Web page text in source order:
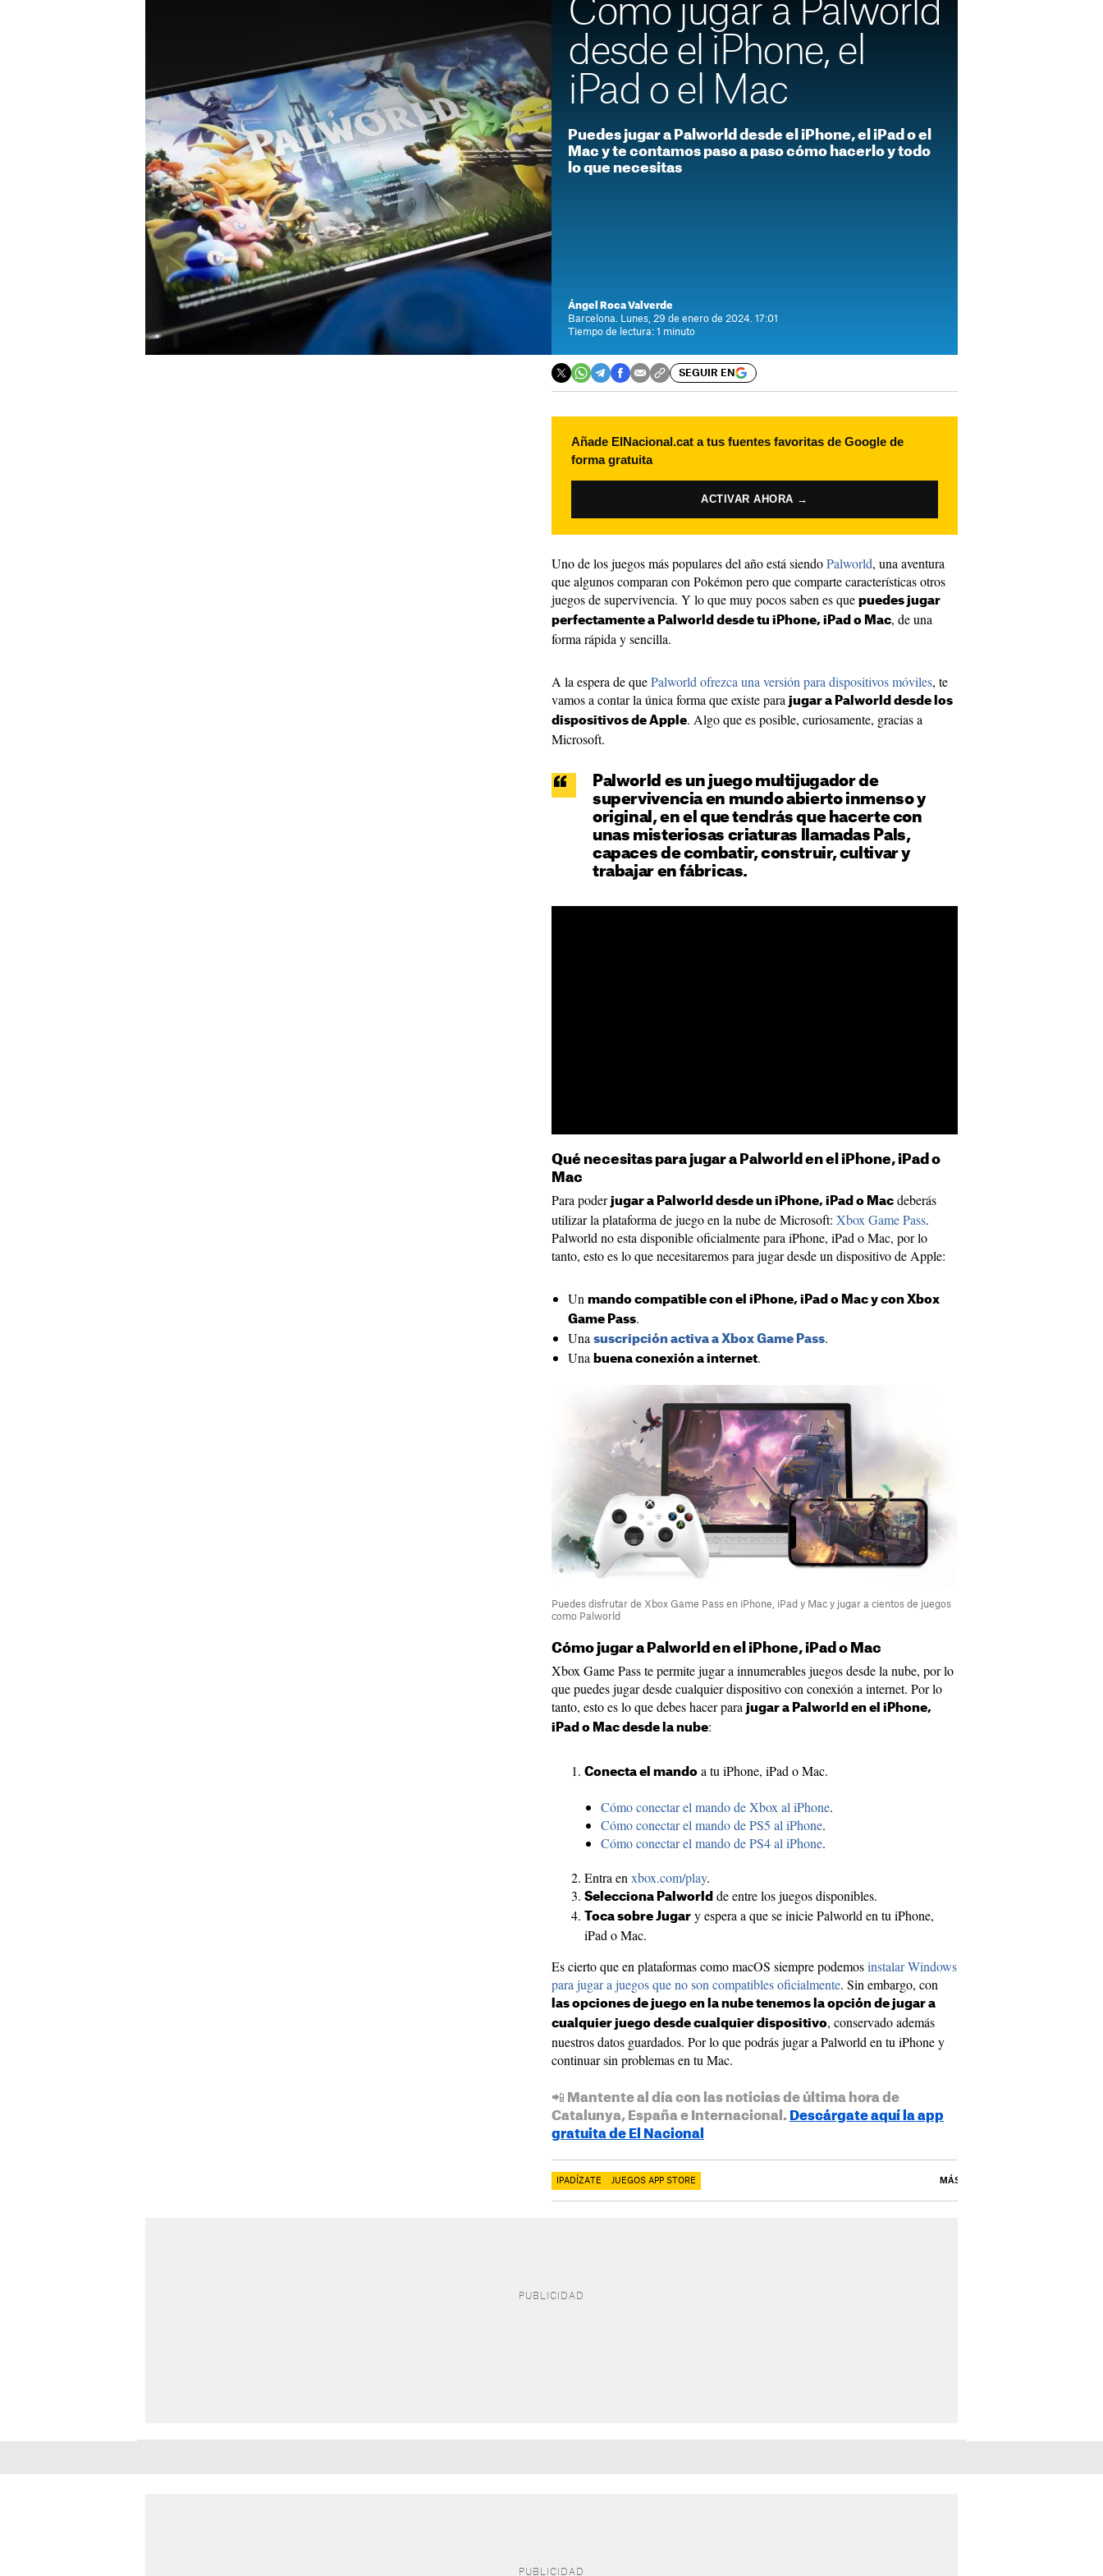
Cómo jugar a Palworld
desde el iPhone, el
iPad o el Mac
Puedes jugar a Palworld desde el iPhone, el iPad o el
Mac y te contamos paso a paso cómo hacerlo y todo
lo que necesitas
Ángel Roca Valverde
Barcelona. Lunes, 29 de enero de 2024. 17:01
Tiempo de lectura: 1 minuto
SEGUIR EN
Añade ElNacional.cat a tus fuentes favoritas de Google de
forma gratuita
ACTIVAR AHORA →
Uno de los juegos más populares del año está siendoPalworld, una aventura
que algunos comparan con Pokémon pero que comparte características otros
juegos de supervivencia. Y lo que muy pocos saben es que puedes jugar
perfectamente a Palworld desde tu iPhone, iPad o Mac, de una
forma rápida y sencilla.
A la espera de quePalworld ofrezca una versión para dispositivos móviles, te
vamos a contar la única forma que existe para jugar a Palworld desde los
dispositivos de Apple. Algo que es posible, curiosamente, gracias a
Microsoft.
Palworld es un juego multijugador de
supervivencia en mundo abierto inmenso y
original, en el que tendrás que hacerte con
unas misteriosas criaturas llamadas Pals,
capaces de combatir, construir, cultivar y
trabajar en fábricas.
Qué necesitas para jugar a Palworld en el iPhone, iPad o
Mac
Para poder jugar a Palworld desde un iPhone, iPad o Mac deberás
utilizar la plataforma de juego en la nube de Microsoft: Xbox Game Pass.
Palworld no esta disponible oficialmente para iPhone, iPad o Mac, por lo
tanto, esto es lo que necesitaremos para jugar desde un dispositivo de Apple:
Un mando compatible con el iPhone, iPad o Mac y con Xbox
Game Pass.
Una suscripción activa a Xbox Game Pass.
Una buena conexión a internet.
Puedes disfrutar de Xbox Game Pass en iPhone, iPad y Mac y jugar a cientos de juegos
como Palworld
Cómo jugar a Palworld en el iPhone, iPad o Mac
Xbox Game Pass te permite jugar a innumerables juegos desde la nube, por lo
que puedes jugar desde cualquier dispositivo con conexión a internet. Por lo
tanto, esto es lo que debes hacer para jugar a Palworld en el iPhone,
iPad o Mac desde la nube:
Conecta el mando a tu iPhone, iPad o Mac.
Cómo conectar el mando de Xbox al iPhone.
Cómo conectar el mando de PS5 al iPhone.
Cómo conectar el mando de PS4 al iPhone.
Entra enxbox.com/play.
Selecciona Palworld de entre los juegos disponibles.
Toca sobre Jugar y espera a que se inicie Palworld en tu iPhone,
iPad o Mac.
Es cierto que en plataformas como macOS siempre podemosinstalar Windows
para jugar a juegos que no son compatibles oficialmente. Sin embargo, con
las opciones de juego en la nube tenemos la opción de jugar a
cualquier juego desde cualquier dispositivo, conservado además
nuestros datos guardados. Por lo que podrás jugar a Palworld en tu iPhone y
continuar sin problemas en tu Mac.
📲 Mantente al día con las noticias de última hora de
Catalunya, España e Internacional. Descárgate aquí la app
gratuita de El Nacional
IPADÍZATE JUEGOS APP STORE MÁS